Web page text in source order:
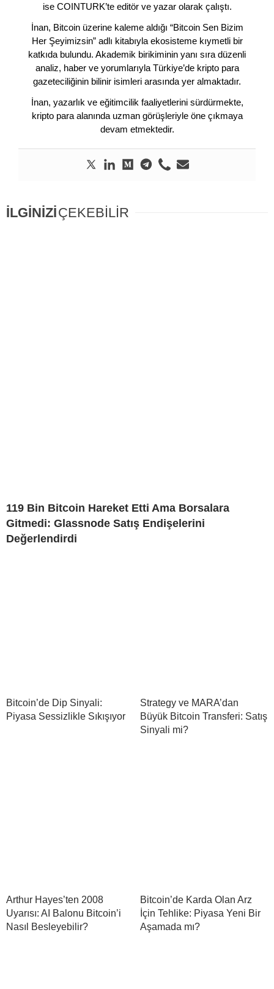
ise COINTURK’te editör ve yazar olarak çalıştı.
İnan, Bitcoin üzerine kaleme aldığı “Bitcoin Sen Bizim
Her Şeyimizsin” adlı kitabıyla ekosisteme kıymetli bir
katkıda bulundu. Akademik birikiminin yanı sıra düzenli
analiz, haber ve yorumlarıyla Türkiye’de kripto para
gazeteciliğinin bilinir isimleri arasında yer almaktadır.
İnan, yazarlık ve eğitimcilik faaliyetlerini sürdürmekte,
kripto para alanında uzman görüşleriyle öne çıkmaya
devam etmektedir.
İLGİNİZİÇEKEBİLİR
119 Bin Bitcoin Hareket Etti Ama Borsalara
Gitmedi: Glassnode Satış Endişelerini
Değerlendirdi
Bitcoin’de Dip Sinyali:
Piyasa Sessizlikle Sıkışıyor
Strategy ve MARA’dan
Büyük Bitcoin Transferi: Satış
Sinyali mi?
Arthur Hayes’ten 2008
Uyarısı: AI Balonu Bitcoin’i
Nasıl Besleyebilir?
Bitcoin’de Karda Olan Arz
İçin Tehlike: Piyasa Yeni Bir
Aşamada mı?